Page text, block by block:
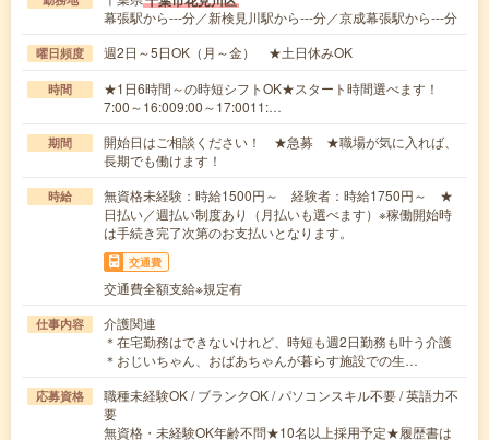
幕張駅から---分／新検見川駅から---分／京成幕張駅から---分
曜日頻度 週2日～5日OK（月～金） ★土日休みOK
時間
★1日6時間～の時短シフトOK★スタート時間選べます！
7:00～16:009:00～17:0011:…
期間
開始日はご相談ください！ ★急募 ★職場が気に入れば、
長期でも働けます！
時給
無資格未経験：時給1500円～ 経験者：時給1750円～ ★
日払い／週払い制度あり（月払いも選べます）※稼働開始時
は手続き完了次第のお支払いとなります。
交通費
交通費全額支給※規定有
仕事内容
介護関連
＊在宅勤務はできないけれど、時短も週2日勤務も叶う介護
＊おじいちゃん、おばあちゃんが暮らす施設での生…
応募資格
職種未経験OK / ブランクOK / パソコンスキル不要 / 英語力不
要
無資格・未経験OK年齢不問★10名以上採用予定★履歴書は